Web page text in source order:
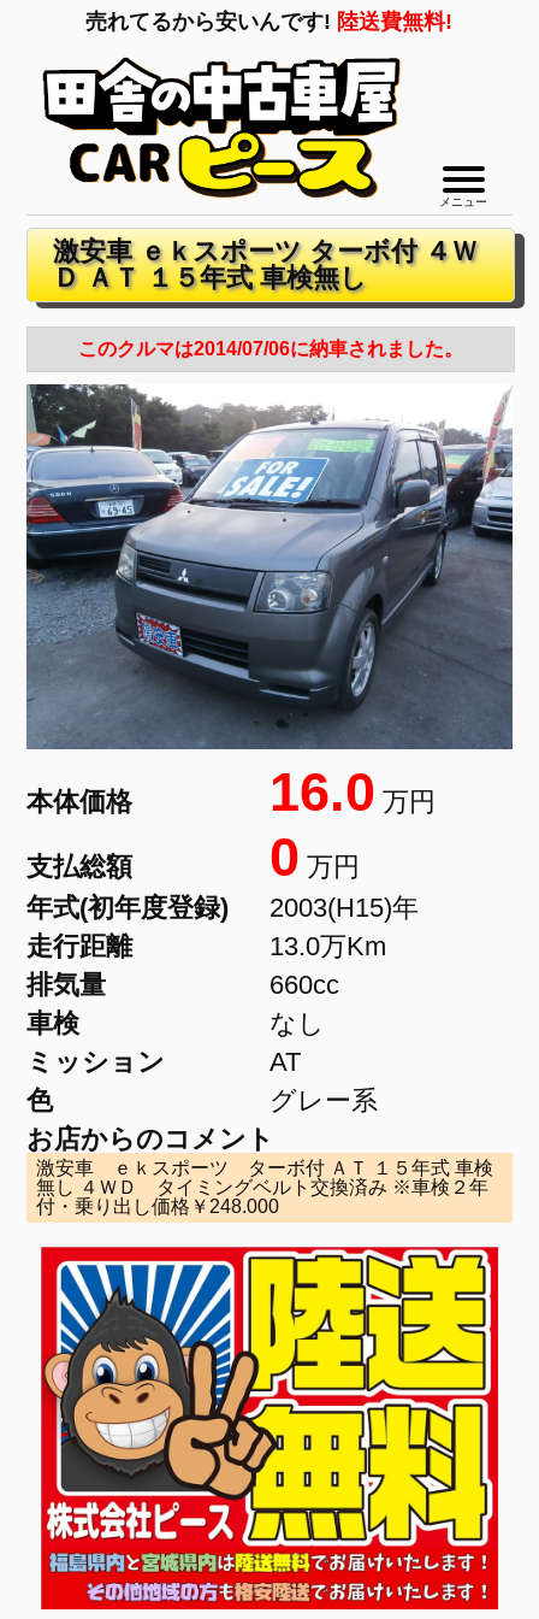
売れてるから安いんです! 陸送費無料!
メニュー
激安車 ｅｋスポーツ ターボ付 ４Ｗ
Ｄ ＡＴ １５年式 車検無し
このクルマは2014/07/06に納車されました。
本体価格 16.0 万円
支払総額 0 万円
年式(初年度登録)
2003(H15)年
走行距離
13.0万Km
排気量
660cc
車検
なし
ミッション
AT
色
グレー系
お店からのコメント
激安車 ｅｋスポーツ ターボ付 ＡＴ １５年式 車検
無し ４ＷＤ タイミングベルト交換済み ※車検２年
付・乗り出し価格￥248.000